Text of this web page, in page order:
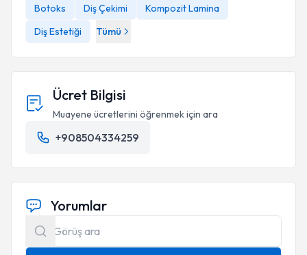
Botoks
Diş Çekimi
Kompozit Lamina
Diş Estetiği
Tümü
Ücret Bilgisi
Muayene ücretlerini öğrenmek için ara
+908504334259
Yorumlar